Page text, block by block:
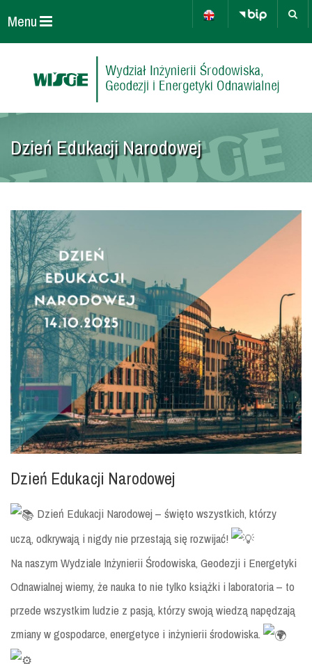
Menu
Dzień Edukacji Narodowej
Dzień Edukacji Narodowej
Dzień Edukacji Narodowej – święto wszystkich, którzy
uczą, odkrywają i nigdy nie przestają się rozwijać!
Na naszym Wydziale Inżynierii Środowiska, Geodezji i Energetyki
Odnawialnej wiemy, że nauka to nie tylko książki i laboratoria – to
przede wszystkim ludzie z pasją, którzy swoją wiedzą napędzają
zmiany w gospodarce, energetyce i inżynierii środowiska.